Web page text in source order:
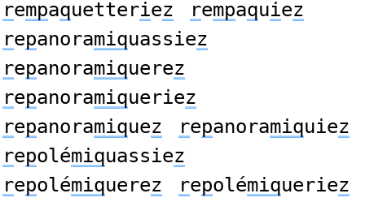
rempaquetteriez rempaquiez
repanoramiquassiez
repanoramiquerez
repanoramiqueriez
repanoramiquez repanoramiquiez
repolémiquassiez
repolémiquerez repolémiqueriez